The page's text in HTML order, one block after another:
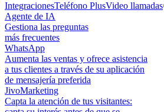
IntegracionesTeléfono PlusVideo llamadas
Agente de IA
Gestiona las preguntas
más frecuentes
WhatsApp
Aumenta las ventas y ofrece asistencia
a tus clientes a través de su aplicación
de mensajería preferida
JivoMarketing
Capta la atención de tus visitantes: